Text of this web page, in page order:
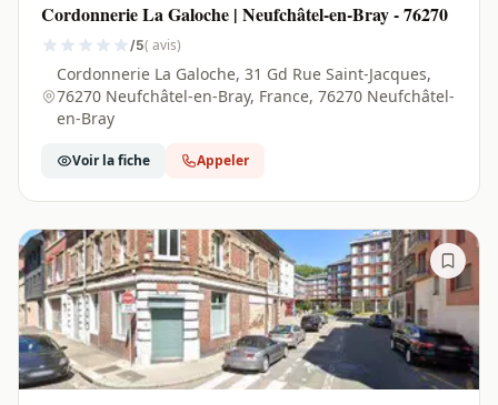
Cordonnerie La Galoche | Neufchâtel-en-Bray - 76270
/5( avis)
Cordonnerie La Galoche, 31 Gd Rue Saint-Jacques,
76270 Neufchâtel-en-Bray, France, 76270 Neufchâtel-
en-Bray
Voir la fiche Appeler